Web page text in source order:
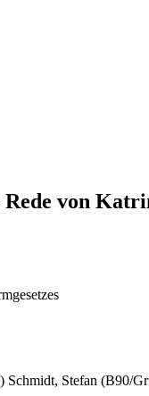
Rede von
Stefan (B90/